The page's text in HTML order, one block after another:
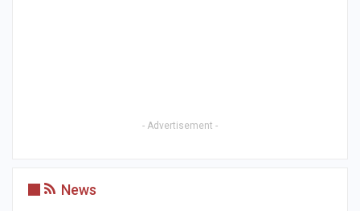
- Advertisement -
News